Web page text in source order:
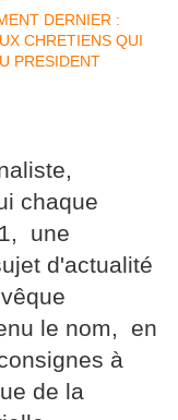
chaque
une
d'actualité
le nom, en
à
de la